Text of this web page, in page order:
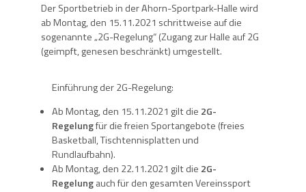
Der Sportbetrieb in der Ahorn-Sportpark-Halle wird
ab Montag, den 15.11.2021 schrittweise auf die
sogenannte „2G-Regelung“ (Zugang zur Halle auf 2G
(geimpft, genesen beschränkt) umgestellt.
Einführung der 2G-Regelung:
Ab Montag, den 15.11.2021 gilt die 2G-
Regelungfür die freien Sportangebote (freies
Basketball, Tischtennisplatten und
Rundlaufbahn).
Ab Montag, den 22.11.2021 gilt die 2G-
Regelungauch für den gesamten Vereinssport